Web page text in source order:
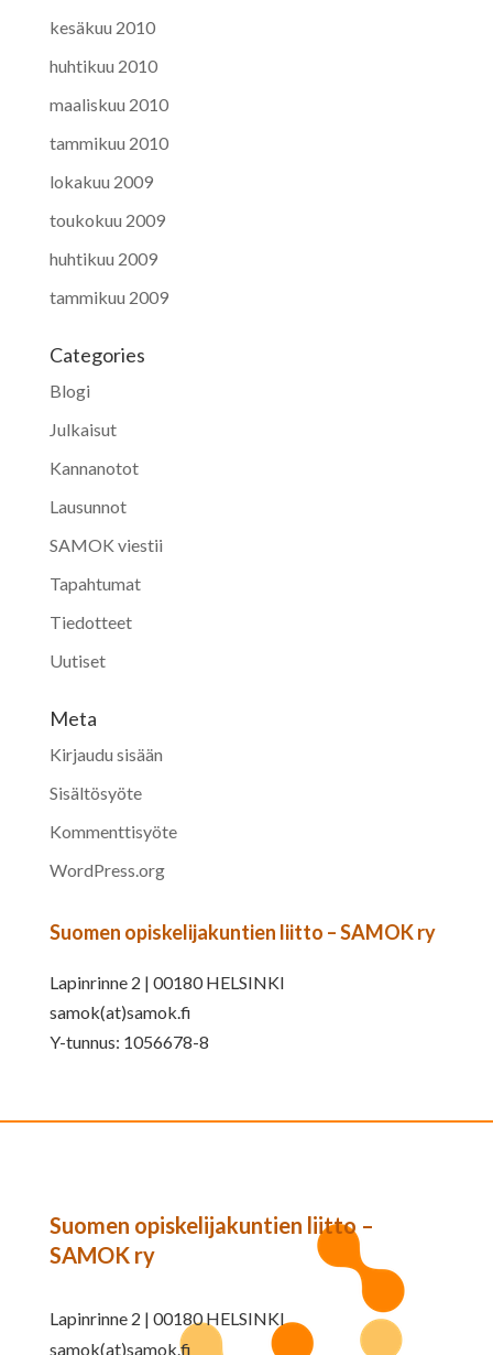
kesäkuu 2010
huhtikuu 2010
maaliskuu 2010
tammikuu 2010
lokakuu 2009
toukokuu 2009
huhtikuu 2009
tammikuu 2009
Categories
Blogi
Julkaisut
Kannanotot
Lausunnot
SAMOK viestii
Tapahtumat
Tiedotteet
Uutiset
Meta
Kirjaudu sisään
Sisältösyöte
Kommenttisyöte
WordPress.org
Suomen opiskelijakuntien liitto – SAMOK ry
Lapinrinne 2 | 00180 HELSINKI
samok(at)samok.fi
Y-tunnus: 1056678-8
Suomen opiskelijakuntien liitto –
SAMOK ry
Lapinrinne 2 | 00180 HELSINKI
samok(at)samok.fi